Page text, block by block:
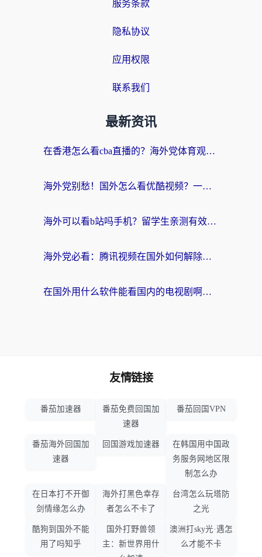
服务条款
隐私协议
应用权限
联系我们
最新资讯
在香港怎么看cba直播的？海外党体育观赛终极指南：告别版权限制，畅享中文解说
海外党别愁！国外怎么看优酷视频？一招解决追剧、看直播难题
海外可以看b站吗手机？留学生亲测有效的回国加速指南
海外党必看：腾讯视频在国外如何解除地域限制？附优酷咪咕使用指南
在国外用什么软件能看国内的电视剧啊？留学生亲测有效的回国加速方案
友情链接
番茄加速器
番茄免费回国加
速器
番茄回国VPN
番茄海外回国加
速器
回国游戏加速器
在韩国用中国政
务服务网地区限
制怎么办
在日本打不开御
剑情缘怎么办
海外打黑色幸存
者怎么不卡了
台湾怎么玩塔防
之光
酷狗到国外不能
用了吗知乎
国外打野兽领
主：新世界用什
澳洲打sky光·遇怎
么才能不卡